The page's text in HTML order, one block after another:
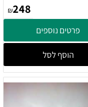
₪248
פרטים נוספים
הוסף לסל